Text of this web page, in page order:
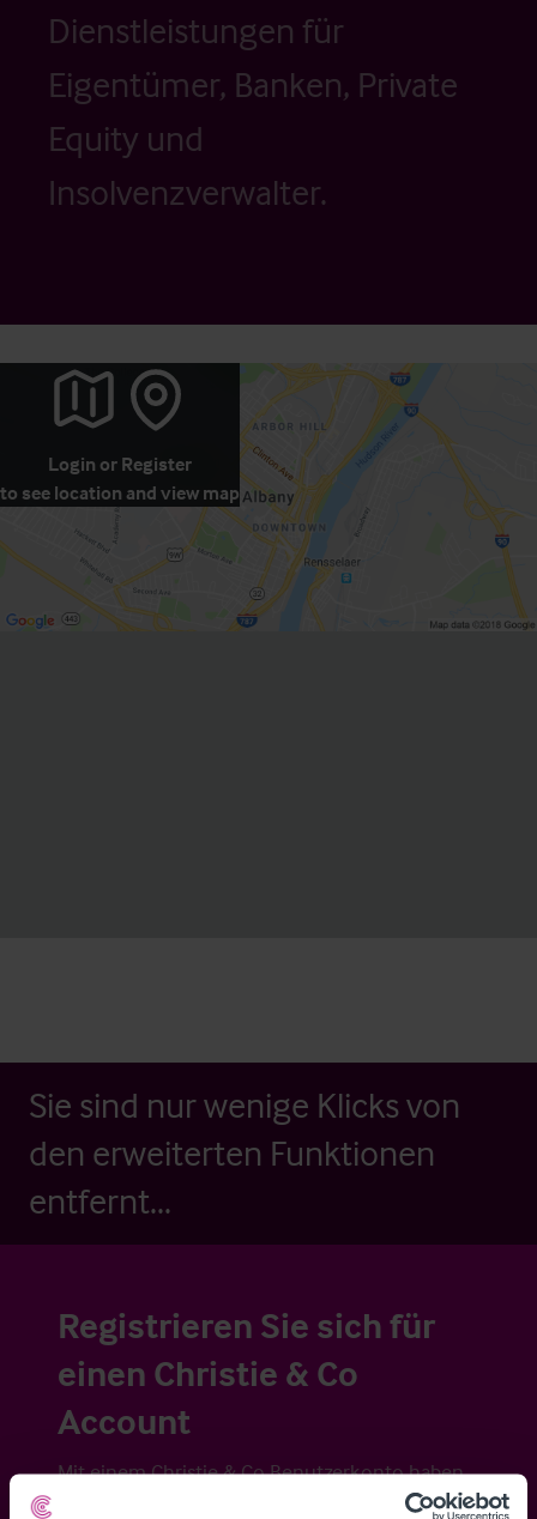
Dienstleistungen für
Eigentümer, Banken, Private
Equity und
Insolvenzverwalter.
Login or Register
to see location and view map
Sie sind nur wenige Klicks von
den erweiterten Funktionen
entfernt...
Registrieren Sie sich für
einen Christie & Co
Account
Mit einem Christie & Co Benutzerkonto haben